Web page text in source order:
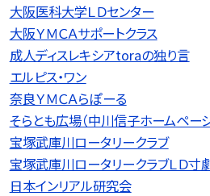
大阪医科大学ＬＤセンター
大阪ＹＭＣＡサポートクラス
成人ディスレキシアtoraの独り言
エルピス・ワン
奈良ＹＭＣＡらぽーる
そらとも広場（中川信子ホームページ
宝塚武庫川ロータリークラブ
宝塚武庫川ロータリークラブＬＤ寸
日本インリアル研究会